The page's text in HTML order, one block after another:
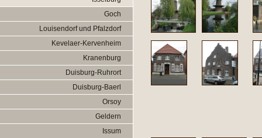
Goch
Louisendorf und Pfalzdorf
Kevelaer-Kervenheim
Kranenburg
Duisburg-Ruhrort
Duisburg-Baerl
Orsoy
Geldern
Issum